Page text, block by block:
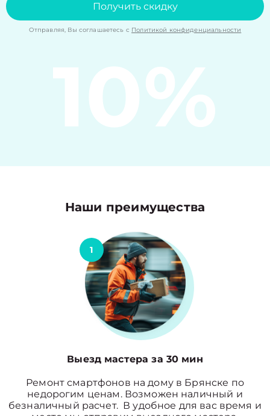
Получить скидку
Отправляя, Вы соглашаетесь с Политикой конфиденциальности
10%
Наши преимущества
1
Выезд мастера за 30 мин
Ремонт смартфонов на дому в Брянске по
недорогим ценам. Возможен наличный и
безналичный расчет. В удобное для вас время и